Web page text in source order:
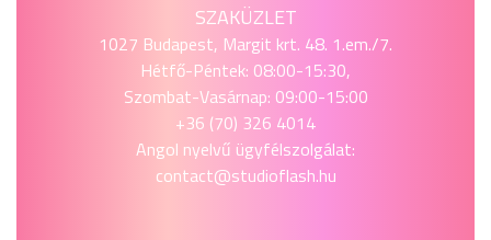
SZAKÜZLET
1027 Budapest, Margit krt. 48. 1.em./7.
Hétfő-Péntek: 08:00-15:30,
Szombat-Vasárnap: 09:00-15:00
+36 (70) 326 4014
Angol nyelvű ügyfélszolgálat:
contact@studioflash.hu